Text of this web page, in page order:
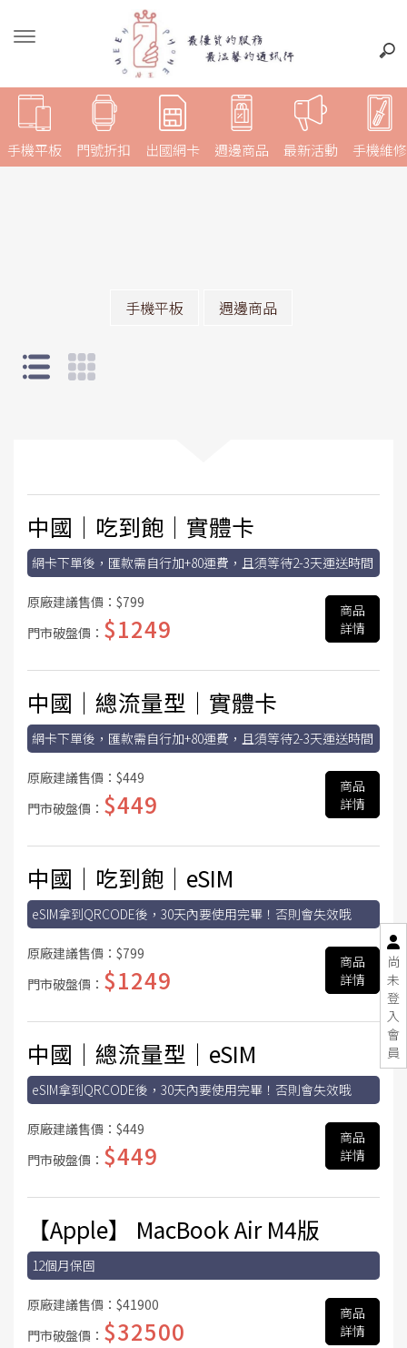
尚
未
登
入
會
員
手機平板 門號折扣 週邊商品 最新活動 手機維修
出國網卡
手機平板 週邊商品
中國│吃到飽│實體卡
網卡下單後，匯款需自行加+80運費，且須等待2-3天運送時間
原廠建議售價： $799
門市破盤價： $1249
商品
詳情
中國│總流量型│實體卡
網卡下單後，匯款需自行加+80運費，且須等待2-3天運送時間
原廠建議售價： $449
門市破盤價： $449
商品
詳情
中國│吃到飽│eSIM
eSIM拿到QRCODE後，30天內要使用完畢！否則會失效哦
原廠建議售價： $799
門市破盤價： $1249
商品
詳情
中國│總流量型│eSIM
eSIM拿到QRCODE後，30天內要使用完畢！否則會失效哦
原廠建議售價： $449
門市破盤價： $449
商品
詳情
【Apple】 MacBook Air M4版
12個月保固
原廠建議售價： $41900
門市破盤價： $32500
商品
詳情